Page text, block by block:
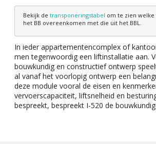
Bekijk de transponeringstabel om te zien
het BB overeenkomen met die uit het BBL.
In ieder appartementencomplex of
men tegenwoordig een liftinstallatie aan.
bouwkundig en constructief ontwerp
al vanaf het voorlopig ontwerp een
deze module vooral de eisen en
vervoerscapaciteit, liftsnelheid en
bespreekt, bespreekt I-520 de